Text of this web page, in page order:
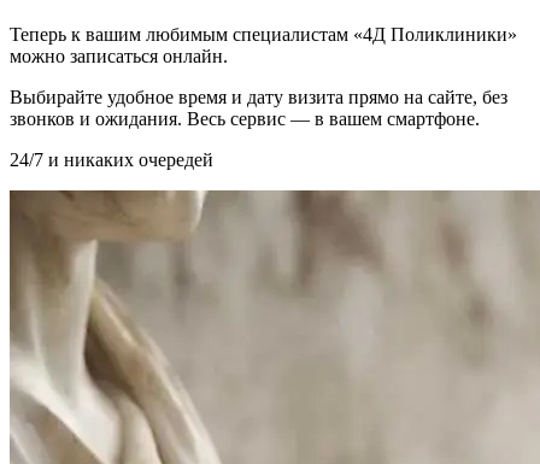
Теперь к вашим любимым специалистам «4Д Поликлиники»
можно записаться онлайн.
Выбирайте удобное время и дату визита прямо на сайте, без
звонков и ожидания. Весь сервис — в вашем смартфоне.
24/7 и никаких очередей